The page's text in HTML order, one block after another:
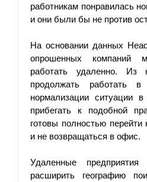
работникам понравилась
и они были бы не против
На основании данных
опрошенных компаний
работать удаленно. Из
продолжать работать
нормализации ситуации
прибегать к подобной
готовы полностью
и не возвращаться в офис.
Удаленные предприятия
расширить географию